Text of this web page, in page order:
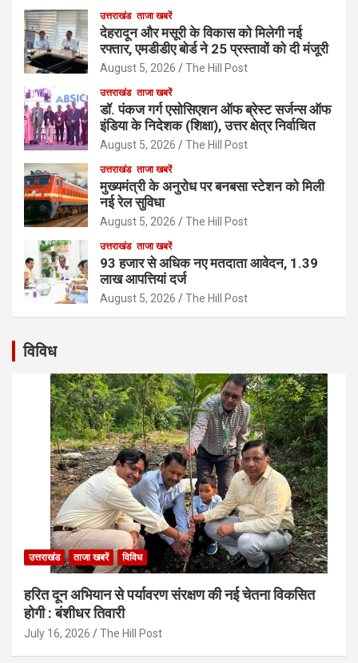
उत्तराखंड ताजा खबरें
देहरादून और मसूरी के विकास को मिलेगी नई
रफ्तार, एमडीडीए बोर्ड ने 25 प्रस्तावों को दी मंजूरी
August 5, 2026 The Hill Post
उत्तराखंड ताजा खबरें
डॉ. पंकज गर्ग एसोसिएशन ऑफ ब्रेस्ट सर्जन्स ऑफ
इंडिया के निदेशक (शिक्षा), उत्तर क्षेत्र निर्वाचित
August 5, 2026 The Hill Post
उत्तराखंड ताजा खबरें
मुख्यमंत्री के अनुरोध पर बनबसा स्टेशन को मिली
नई रेल सुविधा
August 5, 2026 The Hill Post
उत्तराखंड ताजा खबरें
93 हजार से अधिक नए मतदाता आवेदन, 1.39
लाख आपत्तियां दर्ज
August 5, 2026 The Hill Post
विविध
उत्तराखंड ताजा खबरें विविध
हरित दून अभियान से पर्यावरण संरक्षण की नई चेतना विकसित
होगी : बंशीधर तिवारी
July 16, 2026 The Hill Post